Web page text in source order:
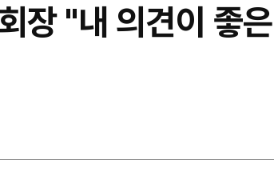
장 "내 의견이 좋